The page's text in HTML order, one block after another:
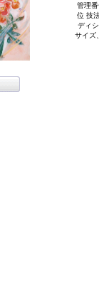
管理
位 技
ディ
サイズ